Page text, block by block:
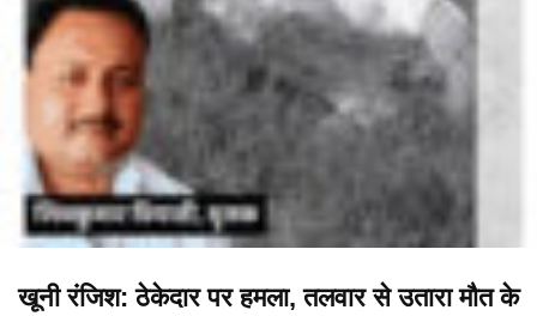
खूनी रंजिश: ठेकेदार पर हमला, तलवार से उतारा मौत के